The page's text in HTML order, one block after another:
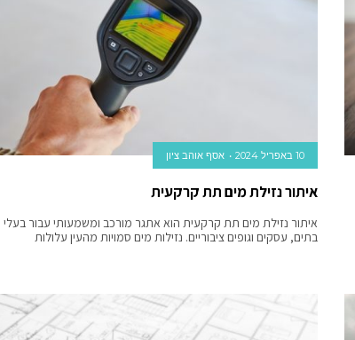
10 באפריל 2024 אסף אוהב ציון
איתור נזילת מים תת קרקעית
איתור נזילת מים תת קרקעית הוא אתגר מורכב ומשמעותי עבור בעלי
בתים, עסקים וגופים ציבוריים. נזילות מים סמויות מהעין עלולות